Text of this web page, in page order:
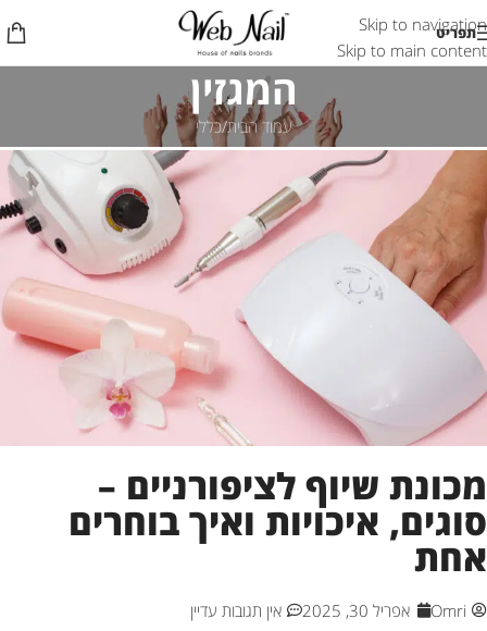
Skip to navigation
Skip to main content
תפריט
המגזין
עמוד הבית כללי
מכונת שיוף לציפורניים –
סוגים, איכויות ואיך בוחרים
אחת
Omri אפריל 30, 2025 אין תגובות עדיין